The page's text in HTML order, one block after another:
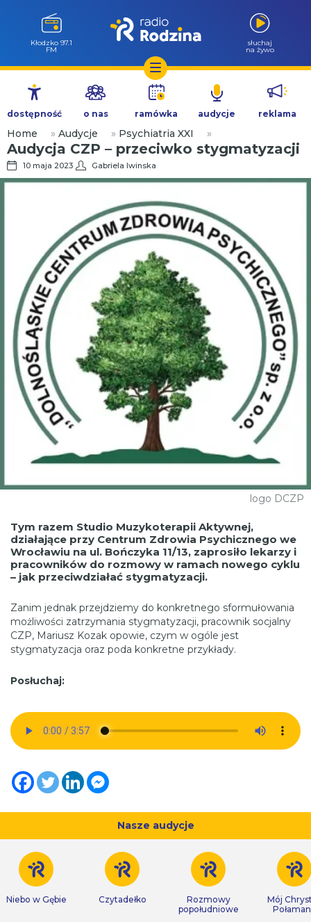
Przejdź
treści
Kłodzko 97.1
FM
słuchaj
na żywo
dostępność o nas ramówka audycje reklama
Home » Audycje » Psychiatria XXI »
Audycja CZP – przeciwko stygmatyzacji
10 maja 2023 Gabriela Iwinska
logo DCZP
Tym razem Studio Muzykoterapii Aktywnej,
działające przy Centrum Zdrowia Psychicznego we
Wrocławiu na ul. Bończyka 11/13, zaprosiło lekarzy i
pracowników do rozmowy w ramach nowego cyklu
– jak przeciwdziałać stygmatyzacji.
Zanim jednak przejdziemy do konkretnego sformułowania
możliwości zatrzymania stygmatyzacji, pracownik socjalny
CZP, Mariusz Kozak opowie, czym w ogóle jest
stygmatyzacja oraz poda konkretne przykłady.
Posłuchaj:
Nasze audycje
Niebo w Gębie Czytadełko
Rozmowy
popołudniowe
Mój